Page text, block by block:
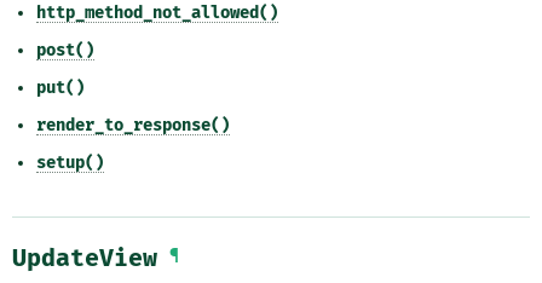
http_method_not_allowed()
post()
put()
render_to_response()
setup()
UpdateView ¶